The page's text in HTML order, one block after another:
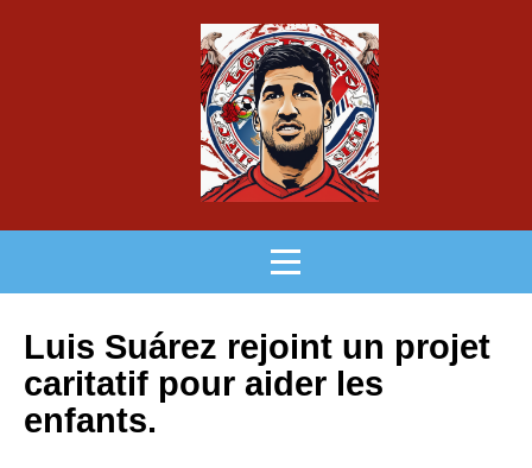
Luis Suárez rejoint un projet
caritatif pour aider les
enfants.